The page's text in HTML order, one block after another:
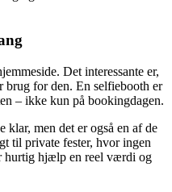
Det interessante er,
brug for den. En selfiebooth er
– ikke kun på bookingdagen.
klar, men det er også en af de
til private fester, hvor ingen
hurtig hjælp en reel værdi og